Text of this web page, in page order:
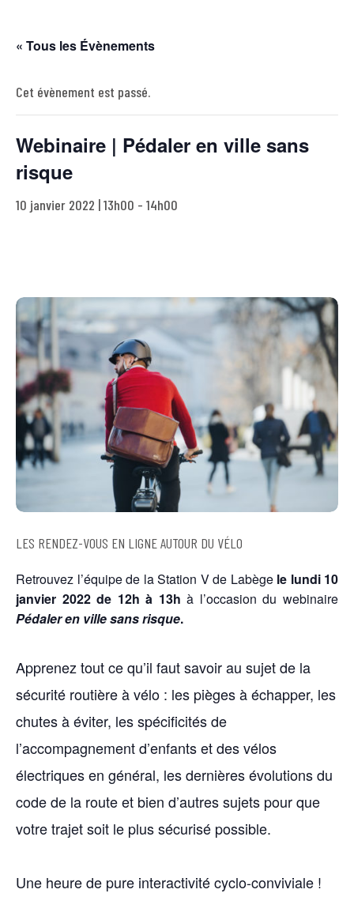
« Tous les Évènements
Cet évènement est passé.
Webinaire | Pédaler en ville sans
risque
10 janvier 2022 | 13h00 - 14h00
LES RENDEZ-VOUS EN LIGNE AUTOUR DU VÉLO
Retrouvez l’équipe de la Station V de Labège le lundi 10
janvier 2022 de 12h à 13h à l’occasion du webinaire
Pédaler en ville sans risque.
Apprenez tout ce qu’il faut savoir au sujet de la
sécurité routière à vélo : les pièges à échapper, les
chutes à éviter, les spécificités de
l’accompagnement d’enfants et des vélos
électriques en général, les dernières évolutions du
code de la route et bien d’autres sujets pour que
votre trajet soit le plus sécurisé possible.
Une heure de pure interactivité cyclo-conviviale !